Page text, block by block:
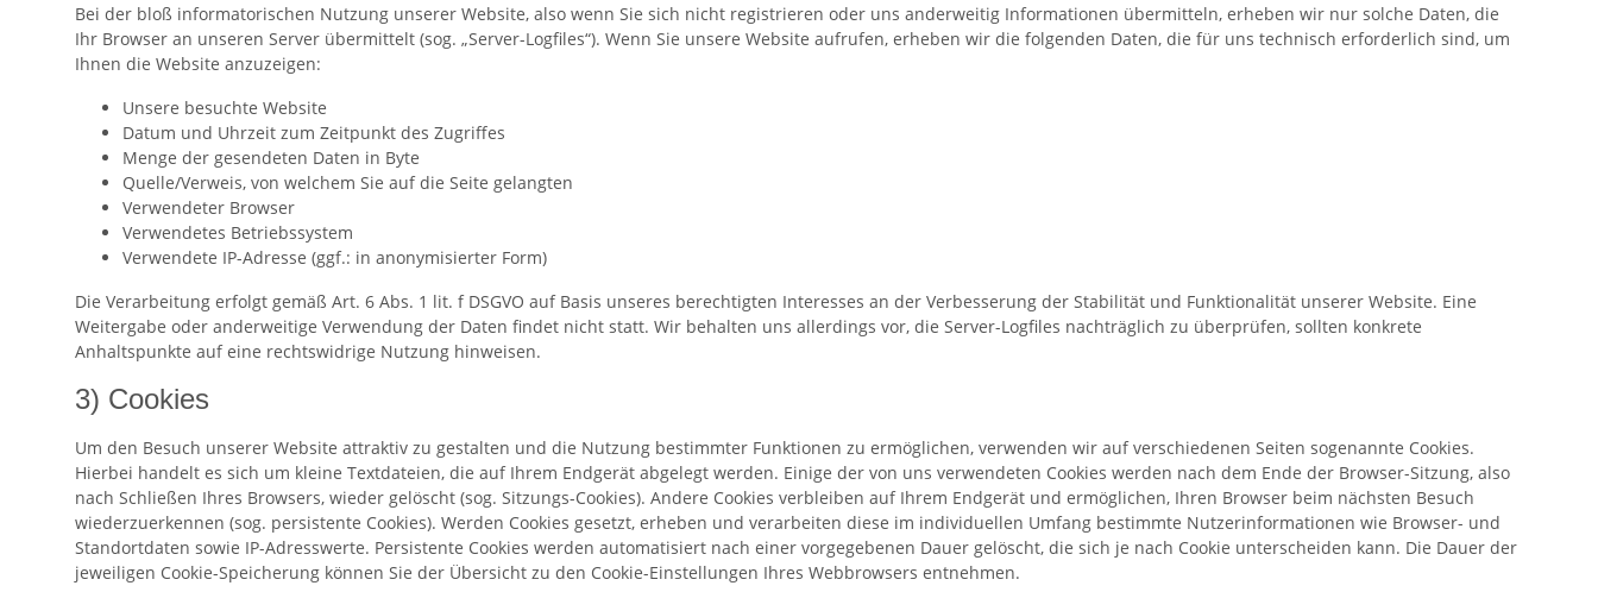
Bei der bloß informatorischen Nutzung unserer Website, also wenn Sie sich nicht registrieren oder uns anderweitig Informationen übermitteln, erheben wir nur solche Daten, die
Ihr Browser an unseren Server übermittelt (sog. „Server-Logfiles“). Wenn Sie unsere Website aufrufen, erheben wir die folgenden Daten, die für uns technisch erforderlich sind, um
Ihnen die Website anzuzeigen:
Unsere besuchte Website
Datum und Uhrzeit zum Zeitpunkt des Zugriffes
Menge der gesendeten Daten in Byte
Quelle/Verweis, von welchem Sie auf die Seite gelangten
Verwendeter Browser
Verwendetes Betriebssystem
Verwendete IP-Adresse (ggf.: in anonymisierter Form)
Die Verarbeitung erfolgt gemäß Art. 6 Abs. 1 lit. f DSGVO auf Basis unseres berechtigten Interesses an der Verbesserung der Stabilität und Funktionalität unserer Website. Eine
Weitergabe oder anderweitige Verwendung der Daten findet nicht statt. Wir behalten uns allerdings vor, die Server-Logfiles nachträglich zu überprüfen, sollten konkrete
Anhaltspunkte auf eine rechtswidrige Nutzung hinweisen.
3) Cookies
Um den Besuch unserer Website attraktiv zu gestalten und die Nutzung bestimmter Funktionen zu ermöglichen, verwenden wir auf verschiedenen Seiten sogenannte Cookies.
Hierbei handelt es sich um kleine Textdateien, die auf Ihrem Endgerät abgelegt werden. Einige der von uns verwendeten Cookies werden nach dem Ende der Browser-Sitzung, also
nach Schließen Ihres Browsers, wieder gelöscht (sog. Sitzungs-Cookies). Andere Cookies verbleiben auf Ihrem Endgerät und ermöglichen, Ihren Browser beim nächsten Besuch
wiederzuerkennen (sog. persistente Cookies). Werden Cookies gesetzt, erheben und verarbeiten diese im individuellen Umfang bestimmte Nutzerinformationen wie Browser- und
Standortdaten sowie IP-Adresswerte. Persistente Cookies werden automatisiert nach einer vorgegebenen Dauer gelöscht, die sich je nach Cookie unterscheiden kann. Die Dauer der
jeweiligen Cookie-Speicherung können Sie der Übersicht zu den Cookie-Einstellungen Ihres Webbrowsers entnehmen.